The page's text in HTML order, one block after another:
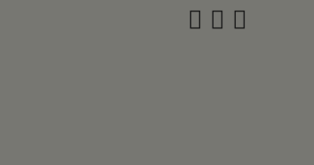
Twitter